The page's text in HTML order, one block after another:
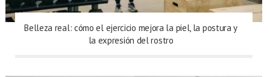
Belleza real: cómo el ejercicio mejora la piel, la postura y
la expresión del rostro